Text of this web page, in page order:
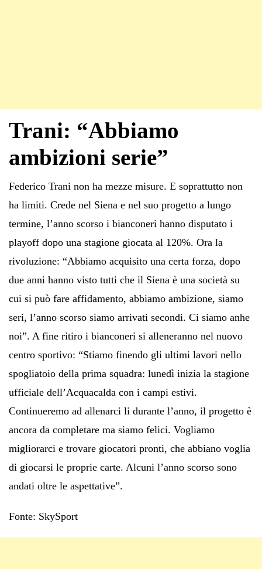
Trani: “Abbiamo
ambizioni serie”
Federico Trani non ha mezze misure. E soprattutto non
ha limiti. Crede nel Siena e nel suo progetto a lungo
termine, l’anno scorso i bianconeri hanno disputato i
playoff dopo una stagione giocata al 120%. Ora la
rivoluzione: “Abbiamo acquisito una certa forza, dopo
due anni hanno visto tutti che il Siena è una società su
cui si può fare affidamento, abbiamo ambizione, siamo
seri, l’anno scorso siamo arrivati secondi. Ci siamo anhe
noi”. A fine ritiro i bianconeri si alleneranno nel nuovo
centro sportivo: “Stiamo finendo gli ultimi lavori nello
spogliatoio della prima squadra: lunedì inizia la stagione
ufficiale dell’Acquacalda con i campi estivi.
Continueremo ad allenarci li durante l’anno, il progetto è
ancora da completare ma siamo felici. Vogliamo
migliorarci e trovare giocatori pronti, che abbiano voglia
di giocarsi le proprie carte. Alcuni l’anno scorso sono
andati oltre le aspettative”.
Fonte: SkySport